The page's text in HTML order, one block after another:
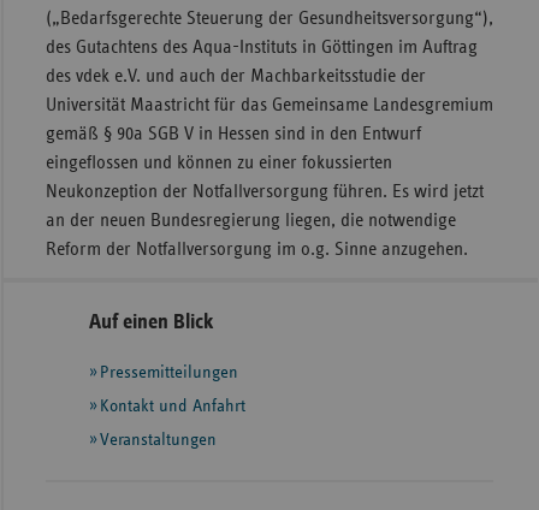
(„Bedarfsgerechte Steuerung der Gesund­heits­versorgung“),
des Gutachtens des Aqua-Instituts in Göttingen im Auftrag
des vdek e.V. und auch der Machbarkeitsstudie der
Universität Maastricht für das Gemeinsame Landesgremium
gemäß § 90a SGB V in Hessen sind in den Entwurf
eingeflossen und können zu einer fokussierten
Neukonzeption der Notfallversorgung führen. Es wird jetzt
an der neuen Bundesregierung liegen, die notwendige
Reform der Notfallversorgung im o.g. Sinne anzugehen.
Seitennavigation
Seitenleiste
weiteren
Informationen
Auf einen Blick
Pressemitteilungen
Kontakt und Anfahrt
Veranstaltungen